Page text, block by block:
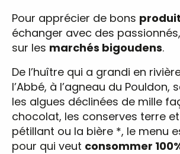
Pour apprécier de bons
échanger avec des
sur les marchés bigoudens.
De l’huître qui a grandi en
l’Abbé, à l’agneau du Pouldon,
les algues déclinées de mille
chocolat, les conserves terre
pétillant ou la bière *, le menu
pour qui veut consommer